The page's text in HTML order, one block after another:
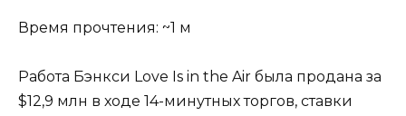
Время прочтения: ~1 м
Работа Бэнкси Love Is in the Air была продана за
$12,9 млн в ходе 14-минутных торгов, ставки